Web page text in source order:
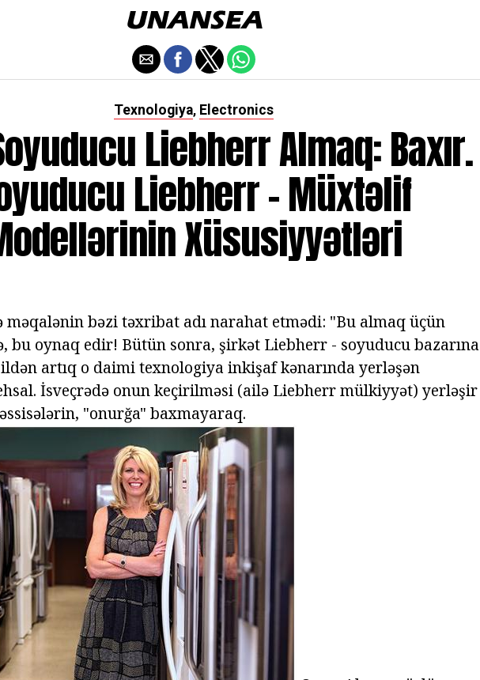
Texnologiya, Electronics
Liebherr Almaq: Baxır.
Liebherr - Müxtəlif
Xüsusiyyətləri
məqalənin bəzi təxribat adı narahat etmədi: "Bu almaq üçün
bu oynaq edir! Bütün sonra, şirkət Liebherr - soyuducu bazarına
artıq o daimi texnologiya inkişaf kənarında yerləşən
İsveçrədə onun keçirilməsi (ailə Liebherr mülkiyyət) yerləşir
"onurğa" baxmayaraq.